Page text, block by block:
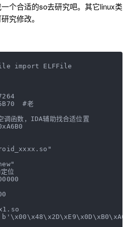
个合适的so去研究吧。其它linux类
究修改。
import ELFFile
#老
函数，IDA辅助找合适位置
位